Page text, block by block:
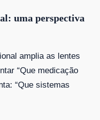
uma perspectiva
amplia as lentes
“Que medicação
“Que sistemas